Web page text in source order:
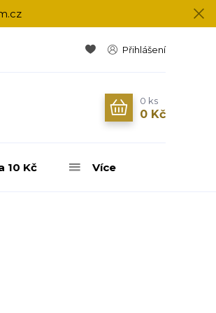
Přihlášení
0 ks
0 Kč
10 Kč Více